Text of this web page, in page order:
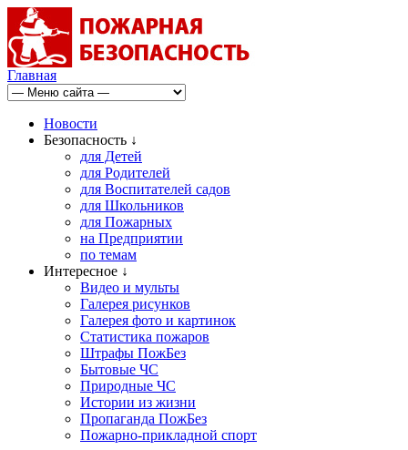
Главная
Новости
Безопасность ↓
для Детей
для Родителей
для Воспитателей садов
для Школьников
для Пожарных
на Предприятии
по темам
Интересное ↓
Видео и мульты
Галерея рисунков
Галерея фото и картинок
Статистика пожаров
Штрафы ПожБез
Бытовые ЧС
Природные ЧС
Истории из жизни
Пропаганда ПожБез
Пожарно-прикладной спорт